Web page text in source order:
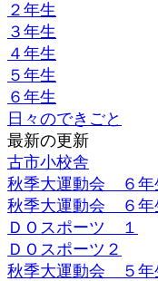
２年生
３年生
４年生
５年生
６年生
日々のできごと
最新の更新
古市小校舎
秋季大運動会 ６
秋季大運動会 ６
ＤＯスポーツ １
ＤＯスポーツ２
秋季大運動会 ５